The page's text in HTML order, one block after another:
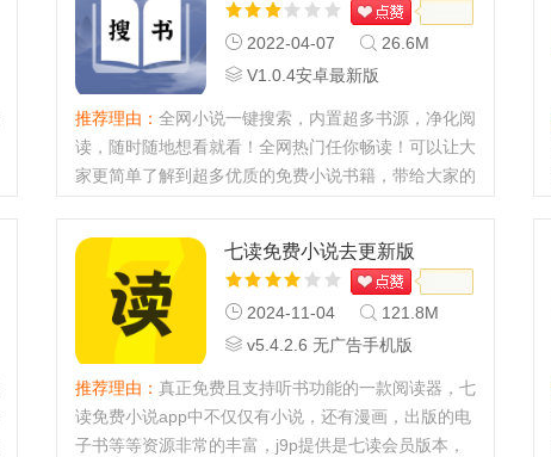
2022-04-07
26.6M
V1.0.4安卓最新版
推荐理由： 全网小说一键搜索，内置超多书源，净化阅
读，随时随地想看就看！全网热门任你畅读！可以让大
家更简单了解到超多优质的免费小说书籍，带给大家的
七读免费小说去更新版
2024-11-04
121.8M
v5.4.2.6 无广告手机版
推荐理由： 真正免费且支持听书功能的一款阅读器，七
读免费小说app中不仅仅有小说，还有漫画，出版的电
子书等等资源非常的丰富，j9p提供是七读会员版本，